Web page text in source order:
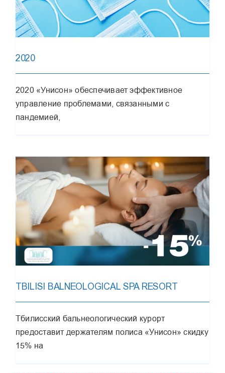
2020
2020 «Унисон» обеспечивает эффективное
управление проблемами, связанными с
пандемией,
TBILISI BALNEOLOGICAL SPA RESORT
Тбилисский бальнеологический курорт
предоставит держателям полиса «Унисон» скидку
15% на